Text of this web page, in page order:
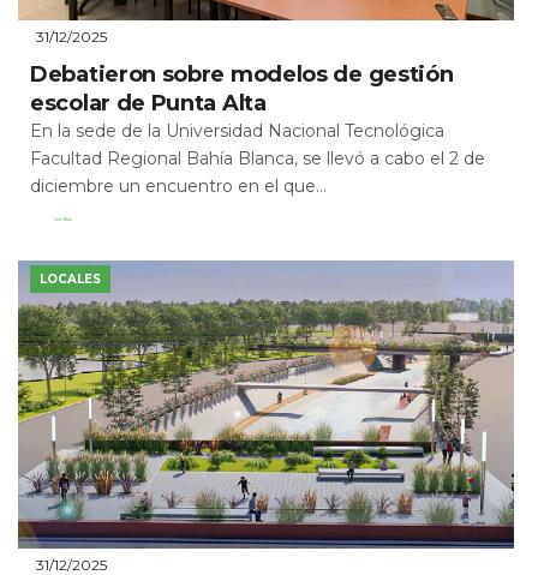
31/12/2025
Debatieron sobre modelos de gestión
escolar de Punta Alta
En la sede de la Universidad Nacional Tecnológica
Facultad Regional Bahía Blanca, se llevó a cabo el 2 de
diciembre un encuentro en el que...
Leer Más
LOCALES
31/12/2025